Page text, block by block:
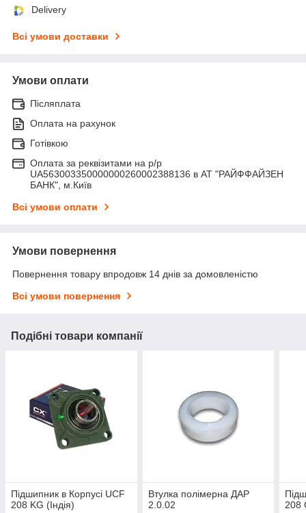
Delivery
Всі умови доставки
Умови оплати
Післяплата
Оплата на рахунок
Готівкою
Оплата за реквізитами на р/р
UA563003350000000260002388136 в АТ "РАЙФФАЙЗЕН
БАНК", м.Київ
Всі умови оплати
Умови повернення
Повернення товару впродовж 14 днів за домовленістю
Всі умови повернення
Подібні товари компанії
Підшипник в Корпусі UCF
208 KG (Індія)
Втулка полімерна ДАР
2.0.02
208